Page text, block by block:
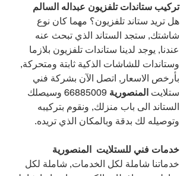
تركيب ستاندات تلفزيون عبداله السالم
هل تريد ستاند تلفزيون؟ مهما كان نوع
شاشتك, ستجد الستاند الذي تبحث عنه
عندنا, يوجد لدينا ستاندات تلفزيون بلازما
وستاندات للشاشات الذكية ثابتة ومتحركة,
بأرخص الاسعار, اتصل الآن بشركة فني
ستلايت المنصورية 66885009 وسيصلك
الستاند الى باب منزلك, ونقوم بتركيبه
وتوصيله لك بدقة وبالمكان الذي تريده.
خدمات فني للستلايت  المنصورية
خدماتنا شاملة لكل الخدمات, شاملة لكل